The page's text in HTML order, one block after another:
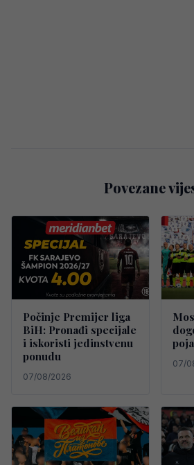
Povezane
Počinje Premijer liga
BiH: Pronađi specijale
i iskoristi jedinstvenu
ponudu
07/08/2026
07/